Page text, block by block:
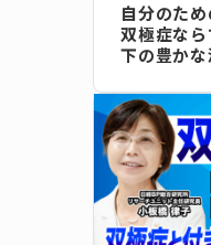
自分のた
双極症な
下の豊かな